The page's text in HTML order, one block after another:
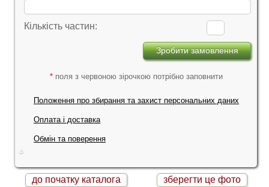
Кількість частин:
* поля з червоною зірочкою потрібно заповнити
Положення про збирання та захист персональних даних
Оплата і доставка
Обмін та поверення
до початку каталога
зберегти це фото